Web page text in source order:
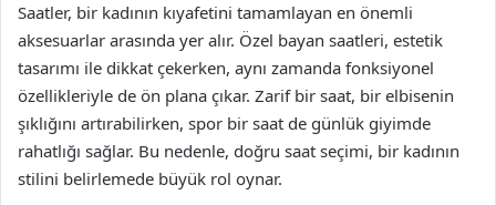
Saatler, bir kadının kıyafetini tamamlayan en önemli
aksesuarlar arasında yer alır. Özel bayan saatleri, estetik
tasarımı ile dikkat çekerken, aynı zamanda fonksiyonel
özellikleriyle de ön plana çıkar. Zarif bir saat, bir elbisenin
şıklığını artırabilirken, spor bir saat de günlük giyimde
rahatlığı sağlar. Bu nedenle, doğru saat seçimi, bir kadının
stilini belirlemede büyük rol oynar.